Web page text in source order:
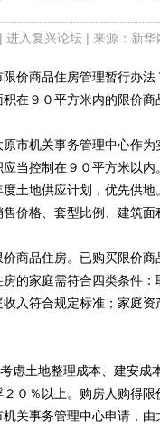
进入复兴论坛| 来源：新华
商品住房管理暂行办法
在９０平方米内的限价商
机关事务管理中心作为
当控制在９０平方米以内
土地供应计划，优先供
价格、套型比例、建筑面
品住房。已购买限价商
的家庭需符合四类条件
入符合规定标准；家庭
土地整理成本、建安成
０％以上。购房人购得
关事务管理中心申请，由